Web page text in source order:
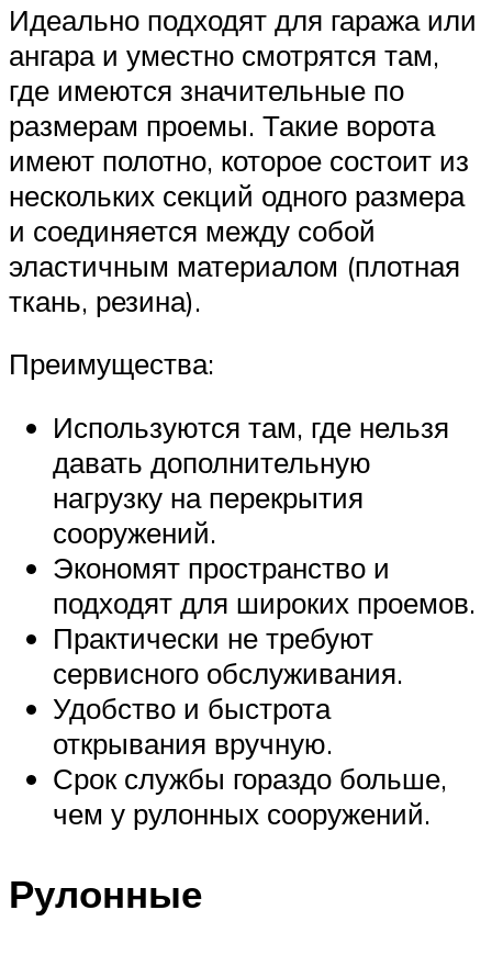
Идеально подходят для гаража или
ангара и уместно смотрятся там,
где имеются значительные по
размерам проемы. Такие ворота
имеют полотно, которое состоит из
нескольких секций одного размера
и соединяется между собой
эластичным материалом (плотная
ткань, резина).
Преимущества:
Используются там, где нельзя
давать дополнительную
нагрузку на перекрытия
сооружений.
Экономят пространство и
подходят для широких проемов.
Практически не требуют
сервисного обслуживания.
Удобство и быстрота
открывания вручную.
Срок службы гораздо больше,
чем у рулонных сооружений.
Рулонные